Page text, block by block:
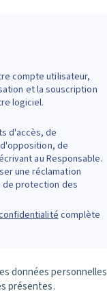
compte utilisateur,
et la souscription
logiciel.
d'accès, de
de
au Responsable.
une réclamation
de protection des
complète
données personnelles
présentes.